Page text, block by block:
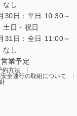
なし
30日：平日 10:30～
日・祝日
31日：全日 11:00～
なし
業予定
約方法
安全運行の取組について